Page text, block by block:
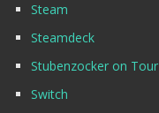
Steam
Steamdeck
Stubenzocker on Tour
Switch